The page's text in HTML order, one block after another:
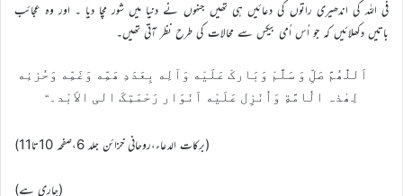
فی اللہ کی اندھیری راتوں کی دعائیں ہی تھیں جنہوں نے دنیا میں شور مچا دیا ۔ اور وہ عجائب
باتیں دکھلائیں کہ جو اُس اُمی بیکس سے محالات کی طرح نظر آتی تھیں۔
اَللّٰھُمَّ صَلِّ وَ سَلَّمْ وَبَارکْ عَلَیْه وَآلِه بِعَدَدِ ھَمِّه وَغَمِّه وَحُزنِه
لِھٰذہ الُامَّةِ وَاُنْزِل عَلَیْه اَنْوَار رَحْمَتِکَ الی الاَبْد۔‘‘
(برکات الدعاء،روحانی خزائن جلد 6،صفحہ 10تا11)
(جاری ہے)